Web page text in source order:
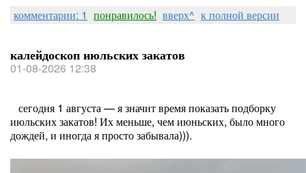
комментарии: 1 понравилось! вверх^ к полной версии
калейдоскоп июльских закатов
01-08-2026 12:38
сегодня 1 августа — я значит время показать подборку
июльских закатов! Их меньше, чем июньских, было много
дождей, и иногда я просто забывала))).